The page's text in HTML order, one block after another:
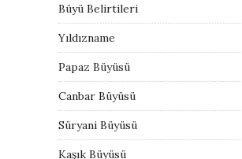
Büyü Belirtileri
Yıldızname
Papaz Büyüsü
Canbar Büyüsü
Süryani Büyüsü
Kaşık Büyüsü